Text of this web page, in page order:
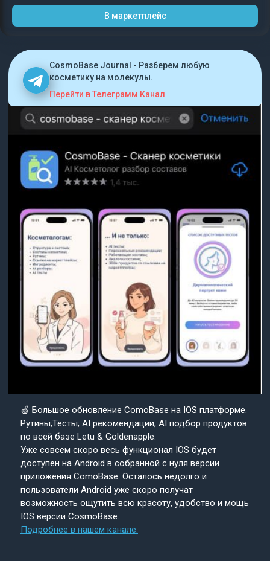
В маркетплейс
CosmoBase Journal - Разберем любую
косметику на молекулы.
Перейти в Телеграмм Канал
🍏 Большое обновление ComoBase на IOS платформе.
Рутины;Тесты; AI рекомендации; AI подбор продуктов
по всей базе Letu & Goldenapple.
Уже совсем скоро весь функционал IOS будет
доступен на Android в собранной с нуля версии
приложения ComoBase. Осталось недолго и
пользователи Android уже скоро получат
возможность ощутить всю красоту, удобство и мощь
IOS версии CosmoBase.
Подробнее в нашем канале.